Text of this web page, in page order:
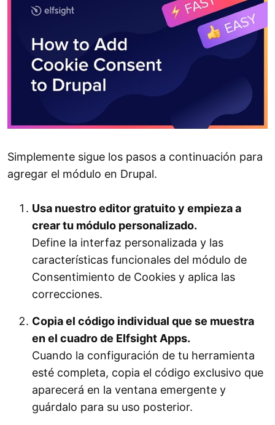
Simplemente sigue los pasos a continuación para
agregar el módulo en Drupal.
Usa nuestro editor gratuito y empieza a
crear tu módulo personalizado.
Define la interfaz personalizada y las
características funcionales del módulo de
Consentimiento de Cookies y aplica las
correcciones.
Copia el código individual que se muestra
en el cuadro de Elfsight Apps.
Cuando la configuración de tu herramienta
esté completa, copia el código exclusivo que
aparecerá en la ventana emergente y
guárdalo para su uso posterior.